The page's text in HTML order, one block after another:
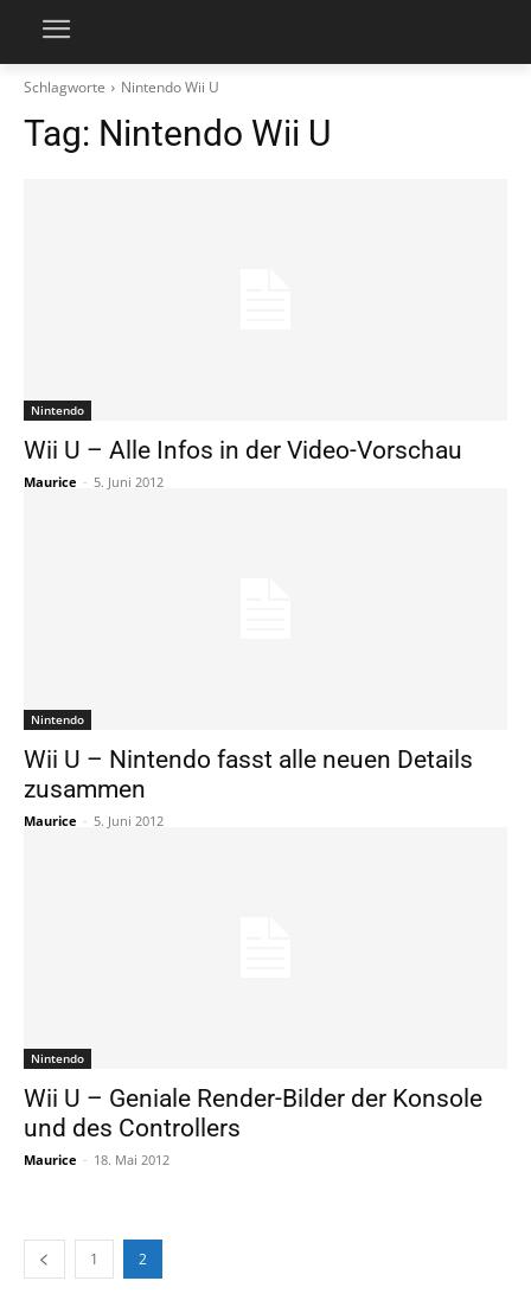
Schlagworte Nintendo Wii U
Tag: Nintendo Wii U
Nintendo
Wii U – Alle Infos in der Video-Vorschau
Maurice - 5. Juni 2012
Nintendo
Wii U – Nintendo fasst alle neuen Details
zusammen
Maurice - 5. Juni 2012
Nintendo
Wii U – Geniale Render-Bilder der Konsole
und des Controllers
Maurice - 18. Mai 2012
1 2